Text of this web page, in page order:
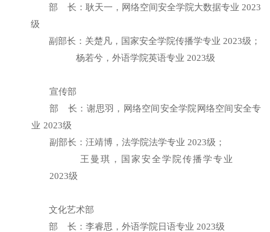
部 长 ： 耿天一，网络空间安全学院大数据专业 2023
级
副部长 ：关楚凡， 国家安全学院传播学专业 2023级；
杨若兮，外语学院英语专业 2023级
宣传部
部长：谢思羽， 网络空间安全学院网络空间安全专
业 2023级
副部长：汪靖博， 法学院法学专业 2023级；
王曼琪，
国家安全学院传播学专业
2023级
文化艺术部
部 长 ：李睿思，外语学院日语专业 2023级